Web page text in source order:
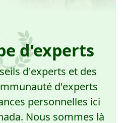
d'experts
d'experts et des
d'experts
personnelles ici
Nous sommes là